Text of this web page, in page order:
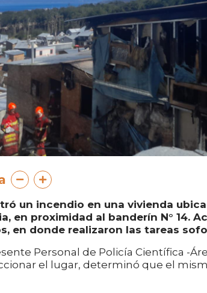
un incendio en una vivienda
en proximidad al banderín N° 14.
en donde realizaron las tareas
Personal de Policía Científica -
el lugar, determinó que el